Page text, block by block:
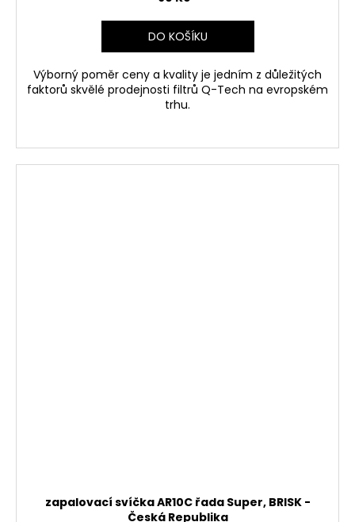
DO KOŠÍKU
Výborný poměr ceny a kvality je jedním z důležitých
faktorů skvělé prodejnosti filtrů Q-Tech na evropském
trhu.
zapalovací svíčka AR10C řada Super, BRISK -
Česká Republika